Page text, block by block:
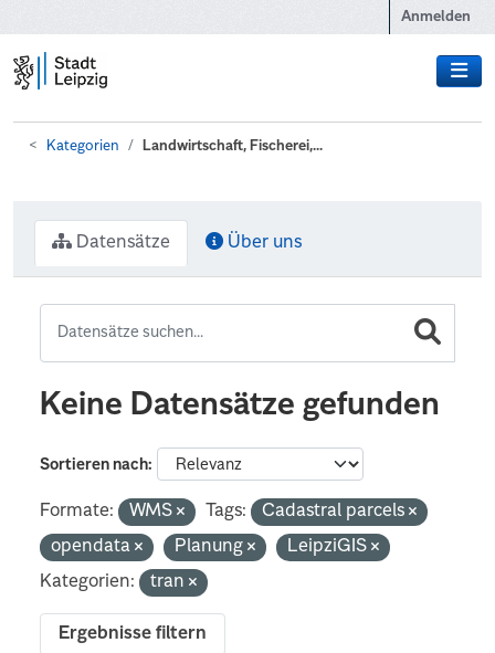
Anmelden
Kategorien Landwirtschaft, Fischerei,...
Datensätze Über uns
Keine Datensätze gefunden
Sortieren nach
Formate: WMS Tags:
Cadastral parcels
opendata
Planung
LeipziGIS
Kategorien:
tran
Ergebnisse filtern